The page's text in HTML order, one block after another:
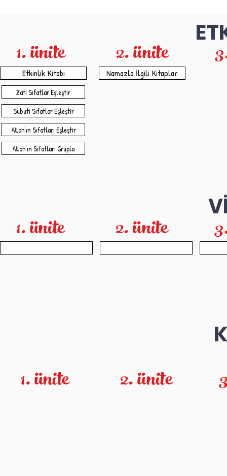
1. ünite
Etkinlik Kitabı 2. ünite
Namazla İlgili Kitaplar
Zati Sıfatlar Eşleştir
Subuti Sıfatlar Eşleştir
Allah'ın Sıfatları Eşleştir
Allah'ın Sıfatları Grupla
1. ünite 2. ünite
1. ünite 2. ünite